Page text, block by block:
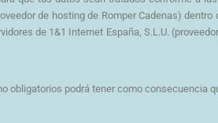
de hosting de Romper Cadenas) dentro
de 1&1 Internet España, S.L.U.
obligatorios podrá tener como consecuencia